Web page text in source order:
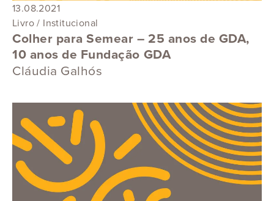
13.08.2021
Livro / Institucional
Colher para Semear – 25 anos de GDA,
10 anos de Fundação GDA
Cláudia Galhós